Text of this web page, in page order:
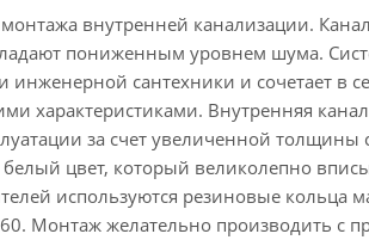
внутренней канализации.
пониженным уровнем шума.
сантехники и сочетает в
характеристиками. Внутренняя
за счет увеличенной толщины
цвет, который великолепно
используются резиновые кольца
Монтаж желательно производить с